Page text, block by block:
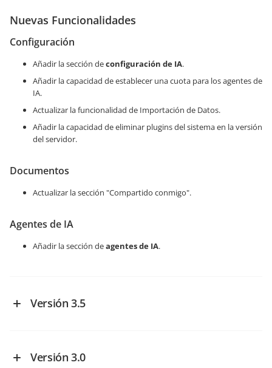
Nuevas Funcionalidades
Configuración
Añadir la sección deconfiguración de IA.
Añadir la capacidad de establecer una cuota para los agentes de
IA.
Actualizar la funcionalidad de Importación de Datos.
Añadir la capacidad de eliminar plugins del sistema en la versión
del servidor.
Documentos
Actualizar la sección "Compartido conmigo".
Agentes de IA
Añadir la sección deagentes de IA.
Versión 3.5
GeneralVersión 3.0